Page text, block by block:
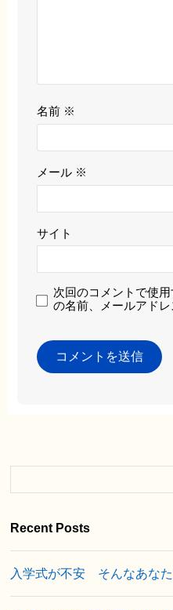
名前 ※
メール ※
サイト
次回のコメントで使
の名前、メールアドレ
Recent Posts
入学式が不安 そんなあな